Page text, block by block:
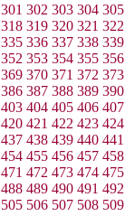
301 302 303 304 305
318 319 320 321 322
335 336 337 338 339
352 353 354 355 356
369 370 371 372 373
386 387 388 389 390
403 404 405 406 407
420 421 422 423 424
437 438 439 440 441
454 455 456 457 458
471 472 473 474 475
488 489 490 491 492
505 506 507 508 509